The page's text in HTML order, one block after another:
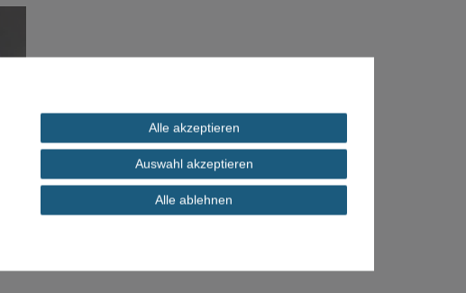
Alle akzeptieren
Auswahl akzeptieren
Alle ablehnen